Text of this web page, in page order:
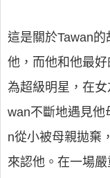
這是關於Tawan
他，而他和他最
為超級明星，在
wan不斷地遇見他
n從小被母親拋棄
來認他。在一場